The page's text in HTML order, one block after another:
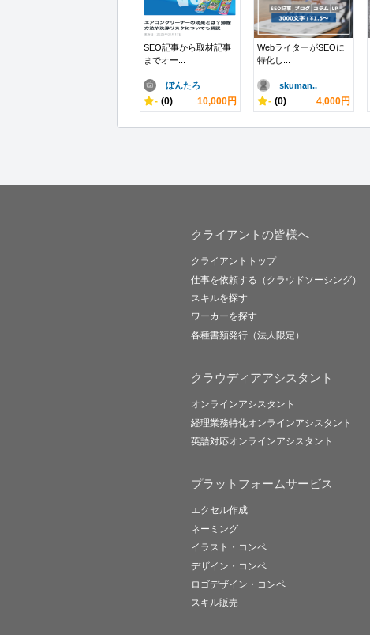
SEO記事から取材記事
までオー...
ぼんたろ
- (0) 10,000円
WebライターがSEOに
特化し...
skuman..
- (0) 4,000円
クライアントの皆様へ
クライアントトップ
仕事を依頼する（クラウドソーシング）
スキルを探す
ワーカーを探す
各種書類発行（法人限定）
クラウディアアシスタント
オンラインアシスタント
経理業務特化オンラインアシスタント
英語対応オンラインアシスタント
プラットフォームサービス
エクセル作成
ネーミング
イラスト・コンペ
デザイン・コンペ
ロゴデザイン・コンペ
スキル販売